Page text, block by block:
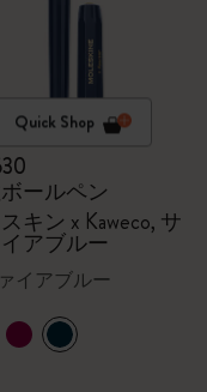
Quick Shop
ールペン
キン x Kaweco, サ
アブルー
イアブルー